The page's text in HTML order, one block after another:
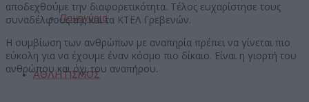
Πανηγύρια
ΑΘΛΗΤΙΣΜΟΣ
αποδεχθούμε την διαφορετικότητα. Τέλος ευχαρίστησε τους
συναδέλφους της και τα ΚΤΕΛ Γρεβενών.
Η συμβίωση των ανθρώπων με αναπηρία πρέπει να γίνεται πιο
εύκολη για να έχουμε έναν κόσμο πιο δίκαιο. Είναι η γιορτή του
ανθρώπου και όχι του αναπήρου.